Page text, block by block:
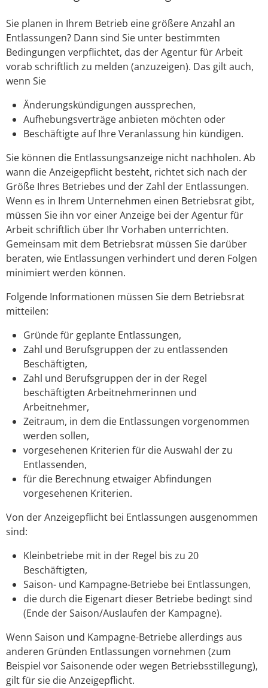
Sie planen in Ihrem Betrieb eine größere Anzahl an
Entlassungen? Dann sind Sie unter bestimmten
Bedingungen verpflichtet, das der Agentur für Arbeit
vorab schriftlich zu melden (anzuzeigen). Das gilt auch,
wenn Sie
Änderungskündigungen aussprechen,
Aufhebungsverträge anbieten möchten oder
Beschäftigte auf Ihre Veranlassung hin kündigen.
Sie können die Entlassungsanzeige nicht nachholen. Ab
wann die Anzeigepflicht besteht, richtet sich nach der
Größe Ihres Betriebes und der Zahl der Entlassungen.
Wenn es in Ihrem Unternehmen einen Betriebsrat gibt,
müssen Sie ihn vor einer Anzeige bei der Agentur für
Arbeit schriftlich über Ihr Vorhaben unterrichten.
Gemeinsam mit dem Betriebsrat müssen Sie darüber
beraten, wie Entlassungen verhindert und deren Folgen
minimiert werden können.
Folgende Informationen müssen Sie dem Betriebsrat
mitteilen:
Gründe für geplante Entlassungen,
Zahl und Berufsgruppen der zu entlassenden
Beschäftigten,
Zahl und Berufsgruppen der in der Regel
beschäftigten Arbeitnehmerinnen und
Arbeitnehmer,
Zeitraum, in dem die Entlassungen vorgenommen
werden sollen,
vorgesehenen Kriterien für die Auswahl der zu
Entlassenden,
für die Berechnung etwaiger Abfindungen
vorgesehenen Kriterien.
Von der Anzeigepflicht bei Entlassungen ausgenommen
sind:
Kleinbetriebe mit in der Regel bis zu 20
Beschäftigten,
Saison- und Kampagne-Betriebe bei Entlassungen,
die durch die Eigenart dieser Betriebe bedingt sind
(Ende der Saison/Auslaufen der Kampagne).
Wenn Saison und Kampagne-Betriebe allerdings aus
anderen Gründen Entlassungen vornehmen (zum
Beispiel vor Saisonende oder wegen Betriebsstillegung),
gilt für sie die Anzeigepflicht.